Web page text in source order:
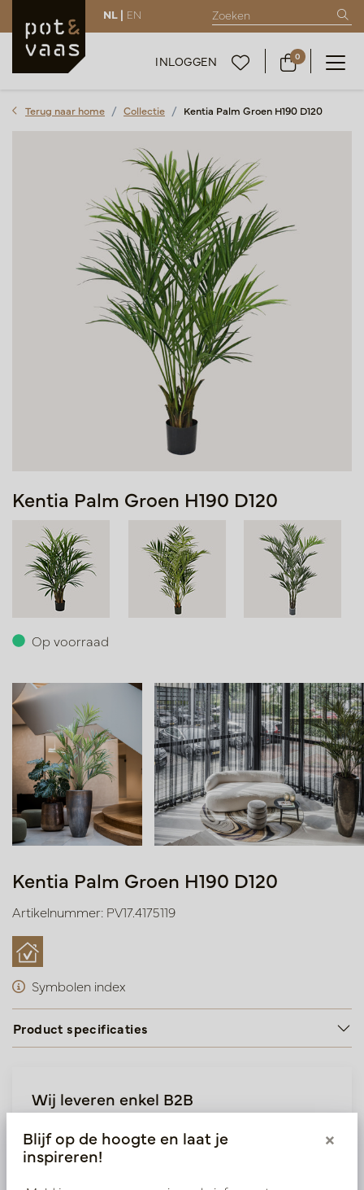
NL | EN
INLOGGEN 0
Terug naar home Collectie Kentia Palm Groen H190 D120
Kentia Palm Groen H190 D120
Op voorraad
Kentia Palm Groen H190 D120
Artikelnummer: PV17.4175119
Symbolen index
Product specificaties
Wij leveren enkel B2B
krijgen tot onze exclusieve prijzen.
Blijf op de hoogte en laat je
inspireren!
×